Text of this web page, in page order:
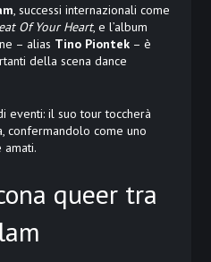
, successi internazionali come
Of Your Heart, e l’album
– alias Tino Piontek– è
della scena dance
eventi: il suo tour toccherà
confermandolo come uno
queer tra